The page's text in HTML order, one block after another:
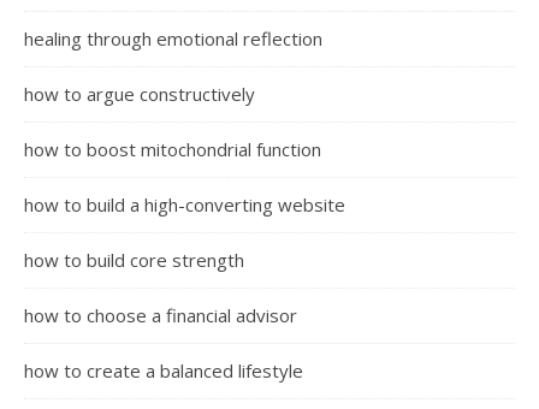
healing through emotional reflection
how to argue constructively
how to boost mitochondrial function
how to build a high-converting website
how to build core strength
how to choose a financial advisor
how to create a balanced lifestyle